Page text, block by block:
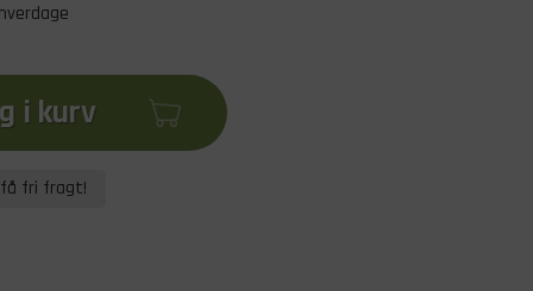
i kurv
fri fragt!